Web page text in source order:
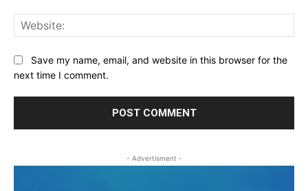
Save my name, email, and website in this browser for the
next time I comment.
- Advertisment -